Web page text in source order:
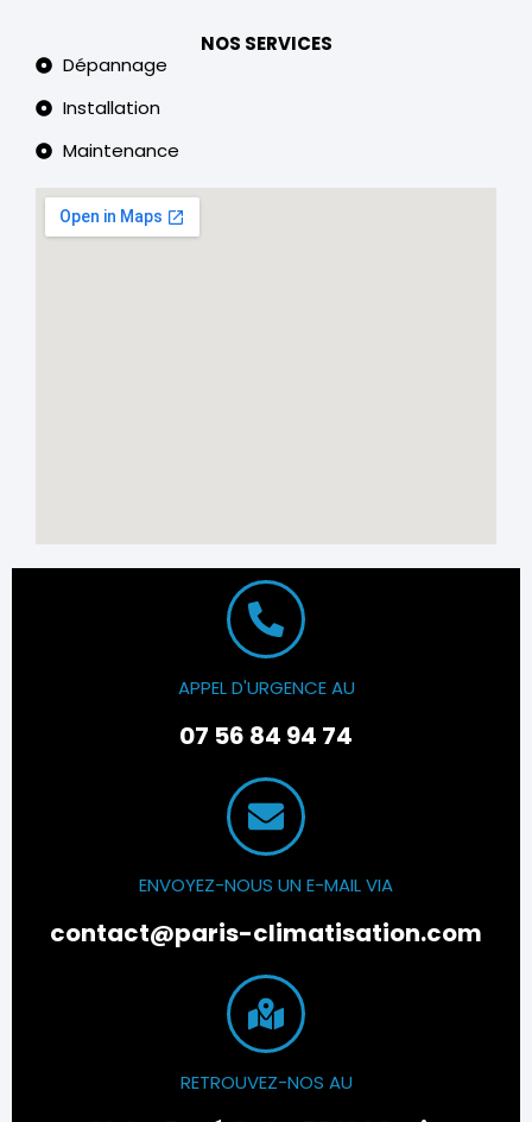
NOS SERVICES
Dépannage
Installation
Maintenance
APPEL D'URGENCE AU
07 56 84 94 74
ENVOYEZ-NOUS UN E-MAIL VIA
contact@paris-climatisation.com
RETROUVEZ-NOS AU